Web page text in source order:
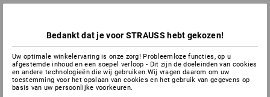
Bedankt dat je voor STRAUSS hebt gekozen!
Uw optimale winkelervaring is onze zorg! Probleemloze functies, op u
afgestemde inhoud en een soepel verloop - Dit zijn de doeleinden van cookies
en andere technologieën die wij gebruiken.Wij vragen daarom om uw
toestemming voor het opslaan van cookies en het gebruik van gegevens op
basis van uw persoonlijke voorkeuren.